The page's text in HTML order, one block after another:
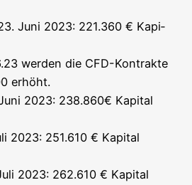
Juni 2023: 221.360 € Kapi­
wer­den die CFD-Kon­trak­te
erhöht.
2023: 238.860€ Kapi­tal
2023: 251.610 € Kapi­tal
2023: 262.610 € Kapi­tal